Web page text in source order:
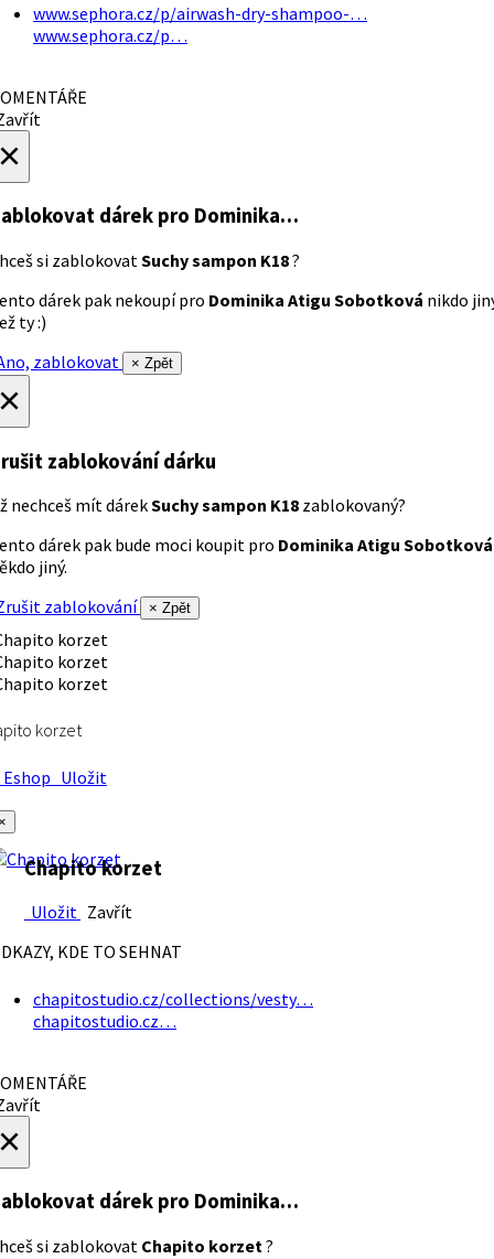
www.sephora.cz/p/airwash-dry-shampoo-…
www.sephora.cz/p…
dárek pro Dominika…
si zablokovatSuchy sampon K18?
dárek pak nekoupí pro Dominika Atigu Sobotková nikdo
ty :)
zablokovat
× Zpět
zablokování dárku
nechceš mít dárekSuchy sampon K18 zablokovaný?
dárek pak bude moci koupit pro Dominika Atigu Sobotková
jiný.
zablokování
× Zpět
korzet
Uložit
Chapito korzet
Uložit Zavřít
KDE TO SEHNAT
chapitostudio.cz/collections/vesty…
chapitostudio.cz…
dárek pro Dominika…
si zablokovat Chapito korzet?